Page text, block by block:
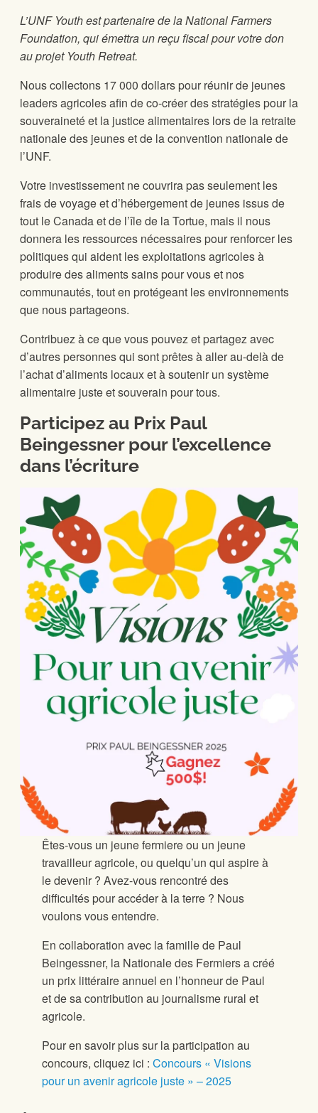
L’UNF Youth est partenaire de la National Farmers
Foundation, qui émettra un reçu fiscal pour votre don
au projet Youth Retreat.
Nous collectons 17 000 dollars pour réunir de jeunes
leaders agricoles afin de co-créer des stratégies pour la
souveraineté et la justice alimentaires lors de la retraite
nationale des jeunes et de la convention nationale de
l’UNF.
Votre investissement ne couvrira pas seulement les
frais de voyage et d’hébergement de jeunes issus de
tout le Canada et de l’île de la Tortue, mais il nous
donnera les ressources nécessaires pour renforcer les
politiques qui aident les exploitations agricoles à
produire des aliments sains pour vous et nos
communautés, tout en protégeant les environnements
que nous partageons.
Contribuez à ce que vous pouvez et partagez avec
d’autres personnes qui sont prêtes à aller au-delà de
l’achat d’aliments locaux et à soutenir un système
alimentaire juste et souverain pour tous.
Participez au Prix Paul
Beingessner pour l’excellence
dans l’écriture
Êtes-vous un jeune fermiere ou un jeune
travailleur agricole, ou quelqu’un qui aspire à
le devenir ? Avez-vous rencontré des
difficultés pour accéder à la terre ? Nous
voulons vous entendre.
En collaboration avec la famille de Paul
Beingessner, la Nationale des Fermiers a créé
un prix littéraire annuel en l’honneur de Paul
et de sa contribution au journalisme rural et
agricole.
Pour en savoir plus sur la participation au
concours, cliquez ici :Concours « Visions
pour un avenir agricole juste » – 2025